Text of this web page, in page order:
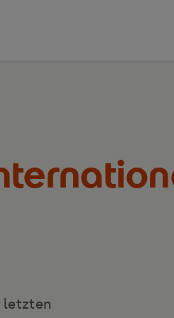
letzten